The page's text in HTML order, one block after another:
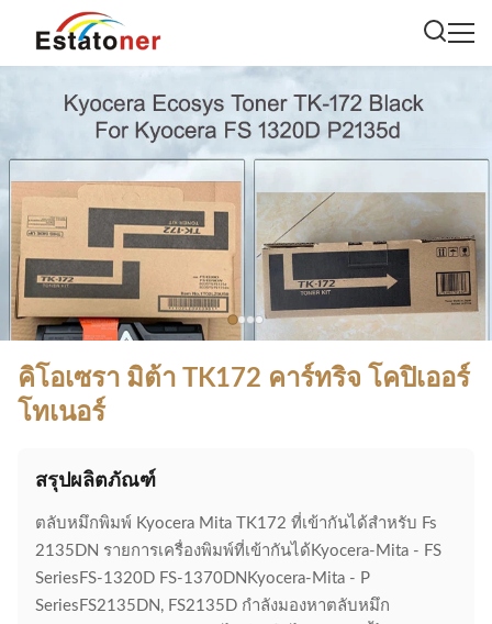
คิโอเซรา มิต้า TK172 คาร์ทริจ โคปิเออร์
โทเนอร์
สรุปผลิตภัณฑ์
ตลับหมึกพิมพ์ Kyocera Mita TK172 ที่เข้ากันได้สำหรับ Fs
2135DN รายการเครื่องพิมพ์ที่เข้ากันได้Kyocera-Mita - FS
SeriesFS-1320D FS-1370DNKyocera-Mita - P
SeriesFS2135DN, FS2135D กำลังมองหาตลับหมึก